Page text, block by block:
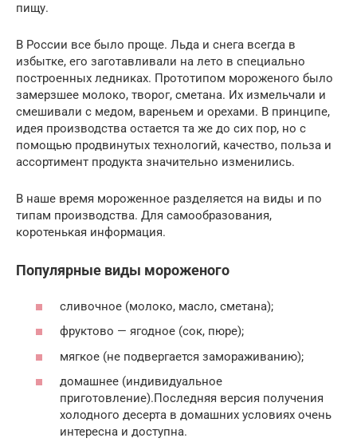
пищу.
В России все было проще. Льда и снега всегда в
избытке, его заготавливали на лето в специально
построенных ледниках. Прототипом мороженого было
замерзшее молоко, творог, сметана. Их измельчали и
смешивали с медом, вареньем и орехами. В принципе,
идея производства остается та же до сих пор, но с
помощью продвинутых технологий, качество, польза и
ассортимент продукта значительно изменились.
В наше время мороженное разделяется на виды и по
типам производства. Для самообразования,
коротенькая информация.
Популярные виды мороженого
сливочное (молоко, масло, сметана);
фруктово — ягодное (сок, пюре);
мягкое (не подвергается замораживанию);
домашнее (индивидуальное
приготовление).Последняя версия получения
холодного десерта в домашних условиях очень
интересна и доступна.